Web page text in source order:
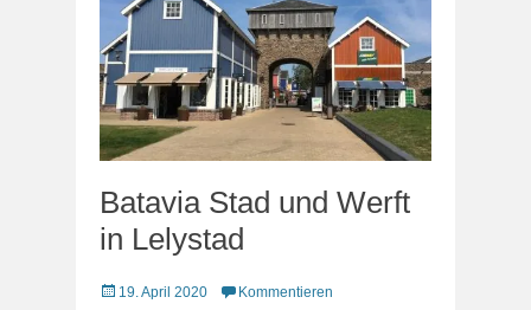
Batavia Stad und Werft
in Lelystad
Veröffentlicht
19. April 2020 Kommentieren